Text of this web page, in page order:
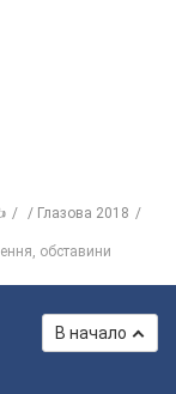
Глазова 2018
обставини
В начало